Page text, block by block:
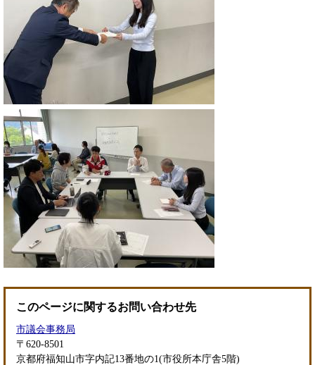
このページに関するお問い合わせ先
市議会事務局
〒620-8501
京都府福知山市字内記13番地の1(市役所本庁舎5階)